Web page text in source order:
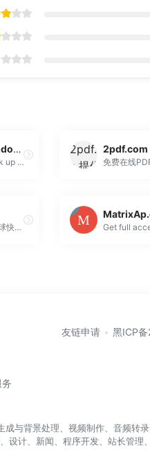
The Best Backup Software for Windows 10/8/7/Vista/XP – Isoo Backup
Free download Isoo Backup to easily back up system on PC, laptop and Server and protect Windows against damage. Support Windows 10, Windows 8.1/8, Win... 免费在线
关于做辅助我不救人：随着人类的开发，地球快到囧途陌路，生存在这个星球的人类连温饱都很难维持，林言为生存一博，求得万分之一的概率，不料穿越到异界，开启新的人生。
友链申请 黑ICP
与背景处理、视频制作、音频转
设计、新闻、程序开发、站长管